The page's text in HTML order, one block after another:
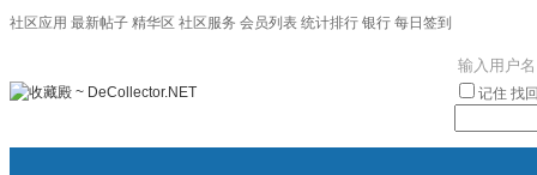
社区应用 最新帖子 精华区 社区服务 会员列表 统计排行 银行 每日签到
记住 找